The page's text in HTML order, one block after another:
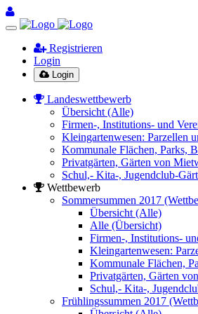
Registrieren
Login
Login
Landeswettbewerb
Übersicht (Alle)
Firmen-, Institutions- und
Kleingartenwesen: Parzellen
Kommunale Flächen, Parks,
Privatgärten, Gärten von
Schul,- Kita-, Jugendclub-
Wettbewerb
Sommersummen 2017
Übersicht (Alle)
Alle (Übersicht)
Firmen-, Institutions-
Kleingartenwesen:
Kommunale Flächen,
Privatgärten, Gärten
Schul,- Kita-,
Frühlingssummen 2017